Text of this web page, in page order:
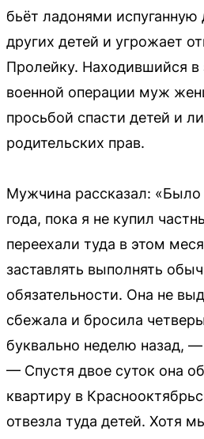
бьёт ладонями испуганную
других детей и угрожает
Пролейку. Находившийся в
военной операции муж
просьбой спасти детей и
родительских прав.
Мужчина рассказал:
года, пока я не купил
переехали туда в этом
заставлять выполнять
обязательности. Она не
сбежала и бросила
буквально неделю назад,
— Спустя двое суток она
квартиру в
отвезла туда детей. Хотя